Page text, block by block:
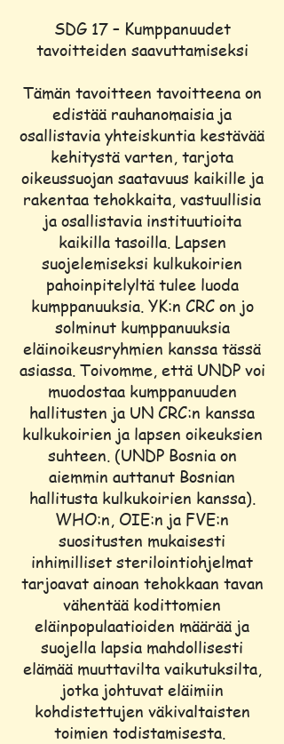
SDG 17 – Kumppanuudet
tavoitteiden saavuttamiseksi
Tämän tavoitteen tavoitteena on
edistää rauhanomaisia ja
osallistavia yhteiskuntia kestävää
kehitystä varten, tarjota
oikeussuojan saatavuus kaikille ja
rakentaa tehokkaita, vastuullisia
ja osallistavia instituutioita
kaikilla tasoilla. Lapsen
suojelemiseksi kulkukoirien
pahoinpitelyltä tulee luoda
kumppanuuksia. YK:n CRC on jo
solminut kumppanuuksia
eläinoikeusryhmien kanssa tässä
asiassa. Toivomme, että UNDP voi
muodostaa kumppanuuden
hallitusten ja UN CRC:n kanssa
kulkukoirien ja lapsen oikeuksien
suhteen. (UNDP Bosnia on
aiemmin auttanut Bosnian
hallitusta kulkukoirien kanssa).
WHO:n, OIE:n ja FVE:n
suositusten mukaisesti
inhimilliset sterilointiohjelmat
tarjoavat ainoan tehokkaan tavan
vähentää kodittomien
eläinpopulaatioiden määrää ja
suojella lapsia mahdollisesti
elämää muuttavilta vaikutuksilta,
jotka johtuvat eläimiin
kohdistettujen väkivaltaisten
toimien todistamisesta.